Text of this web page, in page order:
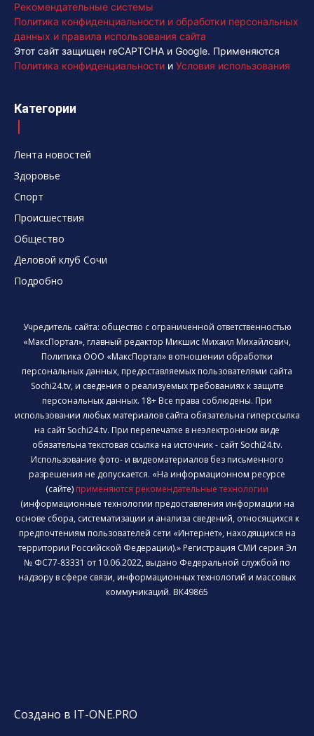
Рекомендательные системы
Политика конфиденциальности и обработки персональных
данных и правила использования сайта
Этот сайт защищен reCAPTCHA и Google. Применяются
Политика конфиденциальности и Условия использования
Категории
Лента новостей
Здоровье
Спорт
Происшествия
Общество
Деловой клуб Сочи
Подробно
Учредитель сайта: общество с ограниченной ответственностью
«МаксПортал», главный редактор Микшис Михаил Михайлович,
Политика ООО «МаксПортал» в отношении обработки
персональных данных, предоставляемых пользователями сайта
Sochi24.tv, и сведения о реализуемых требованиях к защите
персональных данных. 18+ Все права соблюдены. При
использовании любых материалов сайта обязательна гиперссылка
на сайт Sochi24.tv. При перепечатке в неэлектронном виде
обязательна текстовая ссылка на источник - сайт Sochi24.tv.
Использование фото- и видеоматериалов без письменного
разрешения не допускается. «На информационном ресурсе
(сайте) применяются рекомендательные технологии
(информационные технологии предоставления информации на
основе сбора, систематизации и анализа сведений, относящихся к
предпочтениям пользователей сети «Интернет», находящихся на
территории Российской Федерации).» Регистрация СМИ серия Эл
№ ФС77-83331 от 10.06.2022, выдано Федеральной службой по
надзору в сфере связи, информационных технологий и массовых
коммуникаций. ВК49865
Создано в IT-ONE.PRO